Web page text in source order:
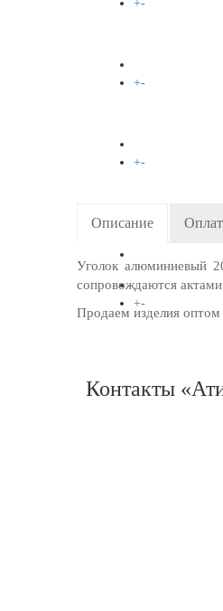
+-
+-
+-
+-
Описание
Уголок алюминиевый
сопровождаются
Продаем изделия оптом
Контакты